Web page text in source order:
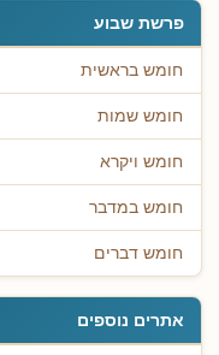
פרשת שבוע
חומש בראשית
חומש שמות
חומש ויקרא
חומש במדבר
חומש דברים
אתרים נוספים